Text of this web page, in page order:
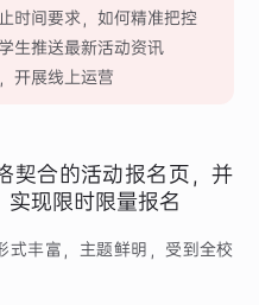
时间要求，如何精准把控
生推送最新活动资讯
开展线上运营
契合的活动报名页，并
实现限时限量报名
式丰富，主题鲜明，受到全校